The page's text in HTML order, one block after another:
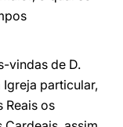
vindas de D.
particular,
Reais os